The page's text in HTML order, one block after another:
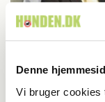
Denne
Vi bruger cookies